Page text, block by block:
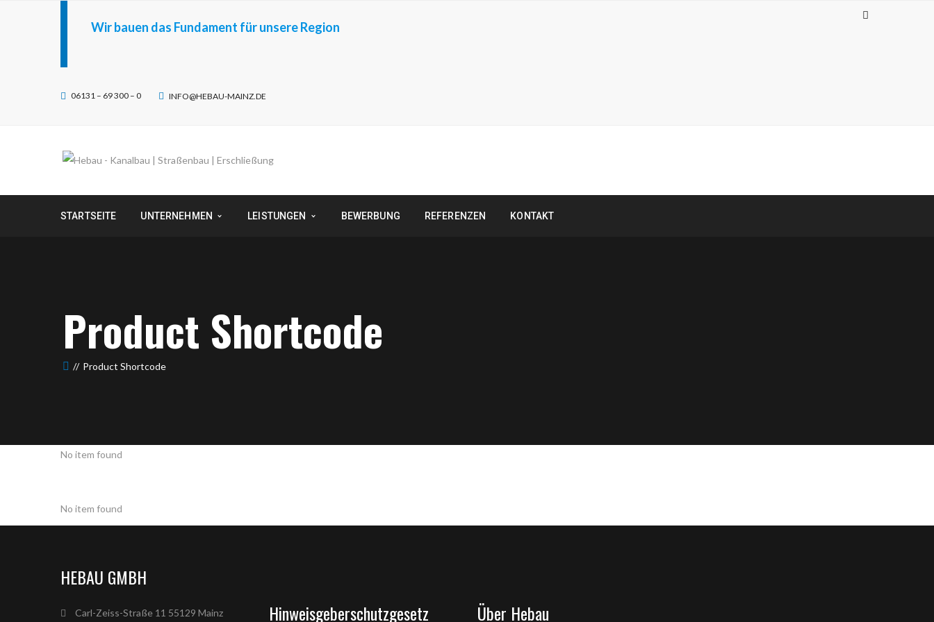
Wir bauen das Fundament für unsere Region
06131 – 69 300 – 0 INFO@HEBAU-MAINZ.DE
STARTSEITE UNTERNEHMEN LEISTUNGEN BEWERBUNG REFERENZEN KONTAKT
Product Shortcode
Product Shortcode
No item found
No item found
HEBAU GMBH
Carl-Zeiss-Straße 11 55129 Mainz Hinweisgeberschutzgesetz Über Hebau